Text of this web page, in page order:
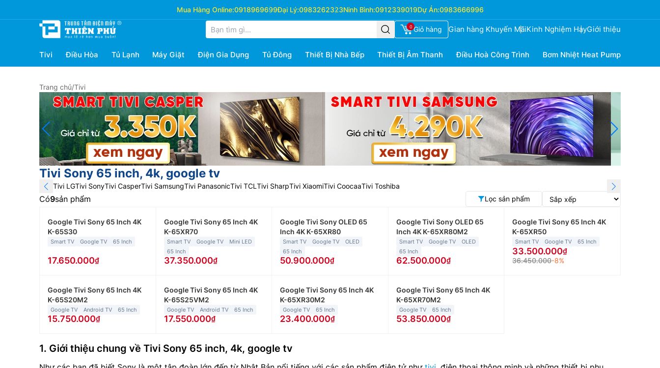
Mua Hàng Online:0918969699Đại Lý:0983262323Ninh Bình:0912339019Dự Án:0983666996
0 Giỏ hàng Gian hàng Khuyến MãiKinh Nghiệm HayGiới thiệu
Tivi Điều Hòa Tủ Lạnh Máy Giặt Điện Gia Dụng Tủ Đông Thiết Bị Nhà Bếp Thiết Bị Âm Thanh Điều Hoà Công Trình Bơm Nhiệt Heat Pump
Trang chủ/Tivi
Tivi Sony 65 inch, 4k, google tv
Tivi LGTivi SonyTivi CasperTivi SamsungTivi PanasonicTivi TCLTivi SharpTivi XiaomiTivi CoocaaTivi Toshiba
Có9sản phẩm Lọc sản phẩm
Google Tivi Sony 65 Inch 4K
K-65S30
Smart TV Google TV 65 Inch
17.650.000
Google Tivi Sony 65 Inch 4K
K-65XR70
Smart TV Google TV
Mini LED
65 Inch
37.350.000
Google Tivi Sony OLED 65
Inch 4K K-65XR80
Smart TV Google TV
OLED
65 Inch
50.900.000
Google Tivi Sony OLED 65
Inch 4K K-65XR80M2
Smart TV Google TV
OLED
65 Inch
62.500.000
Google Tivi Sony 65 Inch 4K
K-65XR50
Smart TV Google TV 65 Inch
33.500.000
36.450.000-8%
Google Tivi Sony 65 Inch 4K
K-65S20M2
Google TV Android TV 65 Inch
15.750.000
Google Tivi Sony 65 Inch 4K
K-65S25VM2
Google TV Android TV 65 Inch
17.550.000
Google Tivi Sony 65 Inch 4K
K-65XR30M2
Google TV 65 Inch
23.400.000
Google Tivi Sony 65 Inch 4K
K-65XR70M2
Google TV 65 Inch
53.850.000
1. Giới thiệu chung về Tivi Sony 65 inch, 4k, google tv